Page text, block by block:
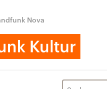
Nova